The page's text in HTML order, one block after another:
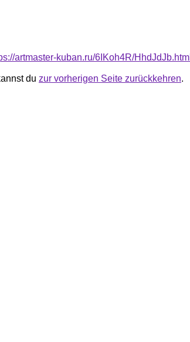
artmaster-kuban.ru/6IKoh4R/HhdJdJb.html
du zur vorherigen Seite zurückkehren.